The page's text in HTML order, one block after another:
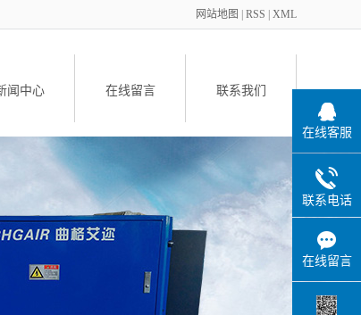
网站地图 RSS XML
闻中心 在线留言 联系我们
在线客服
联系电话
在线留言